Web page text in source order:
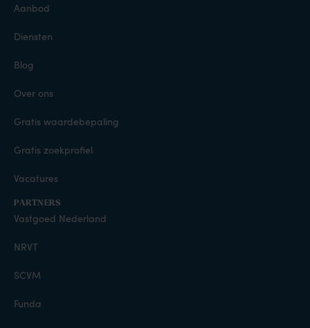
Aanbod
Diensten
Blog
Over ons
Gratis waardebepaling
Gratis zoekprofiel
Vacatures
PARTNERS
Vastgoed Nederland
NRVT
SCVM
Funda